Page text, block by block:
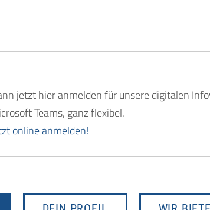
jetzt hier anmelden für unsere digitalen
Teams, ganz flexibel.
online anmelden!